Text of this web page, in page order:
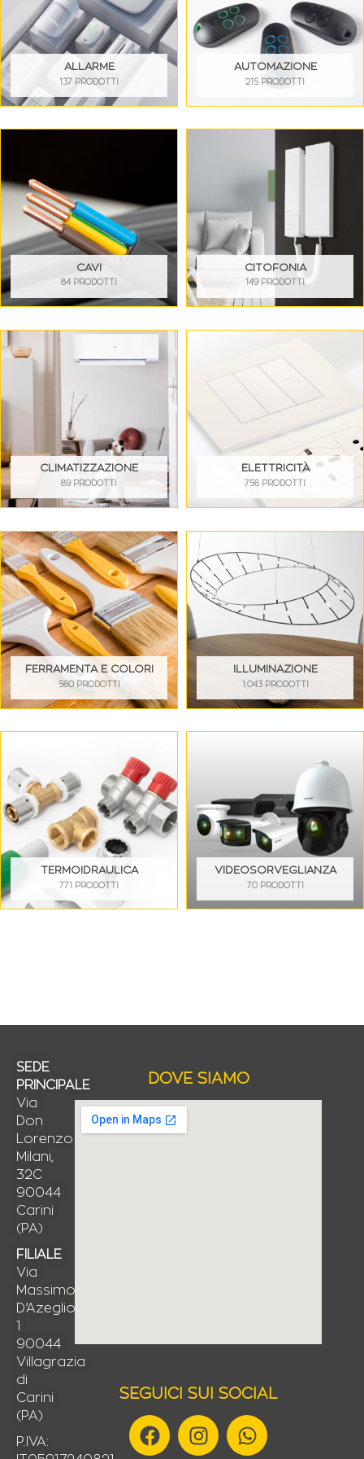
ALLARME
137 PRODOTTI
AUTOMAZIONE
215 PRODOTTI
CAVI
84 PRODOTTI
CITOFONIA
149 PRODOTTI
CLIMATIZZAZIONE
89 PRODOTTI
ELETTRICITÀ
756 PRODOTTI
FERRAMENTA E COLORI
560 PRODOTTI
ILLUMINAZIONE
1.043 PRODOTTI
TERMOIDRAULICA
771 PRODOTTI
VIDEOSORVEGLIANZA
70 PRODOTTI
SEDE
PRINCIPALE
Via
Don
Lorenzo
Milani,
32C
90044
Carini
(PA)
FILIALE
Via
Massimo
D’Azeglio,
1
90044
Villagrazia
di
Carini
(PA)
P.IVA:
DOVE SIAMO
SEGUICI SUI SOCIAL
F
a
I
n
W
h